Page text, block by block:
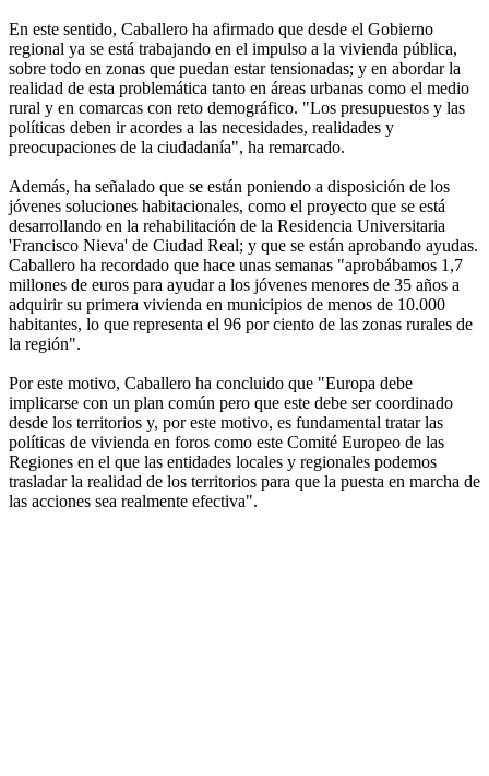
En este sentido, Caballero ha afirmado que desde el Gobierno
regional ya se está trabajando en el impulso a la vivienda pública,
sobre todo en zonas que puedan estar tensionadas; y en abordar la
realidad de esta problemática tanto en áreas urbanas como el medio
rural y en comarcas con reto demográfico. "Los presupuestos y las
políticas deben ir acordes a las necesidades, realidades y
preocupaciones de la ciudadanía", ha remarcado.
Además, ha señalado que se están poniendo a disposición de los
jóvenes soluciones habitacionales, como el proyecto que se está
desarrollando en la rehabilitación de la Residencia Universitaria
'Francisco Nieva' de Ciudad Real; y que se están aprobando ayudas.
Caballero ha recordado que hace unas semanas "aprobábamos 1,7
millones de euros para ayudar a los jóvenes menores de 35 años a
adquirir su primera vivienda en municipios de menos de 10.000
habitantes, lo que representa el 96 por ciento de las zonas rurales de
la región".
Por este motivo, Caballero ha concluido que "Europa debe
implicarse con un plan común pero que este debe ser coordinado
desde los territorios y, por este motivo, es fundamental tratar las
políticas de vivienda en foros como este Comité Europeo de las
Regiones en el que las entidades locales y regionales podemos
trasladar la realidad de los territorios para que la puesta en marcha de
las acciones sea realmente efectiva".